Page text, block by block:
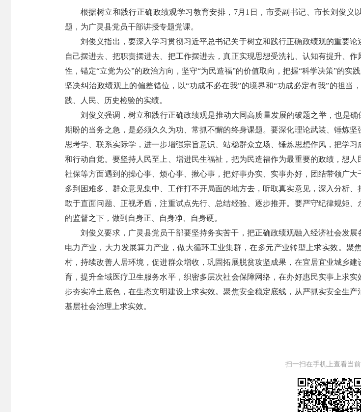
根据树立和践行正确政绩观学习教育安排，7月1日，市委副书记、市长刘俊义
题，为广灵县党员干部讲授专题党课。
刘俊义指出，要深入学习贯彻习近平总书记关于树立和践行正确政绩观的重要
自己摆进去、把职责摆进去、把工作摆进去，真正实现思想受洗礼、认知有提升、
性，锚定“立党为公”的政治方向，坚守“为民造福”的价值取向，把握“科学决策”的实
坚决纠治政绩观上的偏差错位，以“功成不必在我”的境界和“功成必定有我”的担
践、人民、历史检验的实绩。
刘俊义强调，树立和践行正确政绩观是推动大同高质量发展的破题之举，也是
期盼的当务之急，是必须久久为功、常抓不懈的终身课题。要深化理论武装、锤炼
思考学、联系实际学，进一步增强宗旨意识、站稳群众立场、锤炼思想作风，把学
和行动自觉。要坚持人民至上、增进民生福祉，把为民造福作为最重要的政绩，想
社保等方面遇到的操心事、烦心事、揪心事，把好事办实、实事办好，团结带领广
多到困难多、群众意见集中、工作打不开局面的地方去，听取真实意见，深入分析
敢于直面问题、正视矛盾，注重试点先行、总结经验、逐步推开。要严守纪律规矩
的监督之下，做到自身正、自身净、自身硬。
刘俊义要求，广灵县党员干部要坚持务实苦干，把正确政绩观融入经济社会发
电力产业，大力发展算力产业，做大循环工业集群，在多元产业转型上求实效。
村，持续改善人居环境，促进群众增收，巩固拓展脱贫攻坚成果，在宜居宜业城乡
育，提升全域医疗卫生服务水平，织密多层次社会保障网络，在办好惠民实事上求
步夯实净土底色，在生态文明建设上求实效。聚焦安全稳定底线，从严抓实安全生
基层社会治理上求实效。
扫一扫在手机上查看当